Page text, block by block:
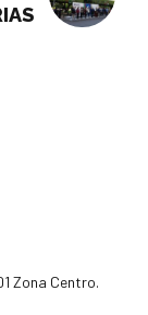
Zona Centro.